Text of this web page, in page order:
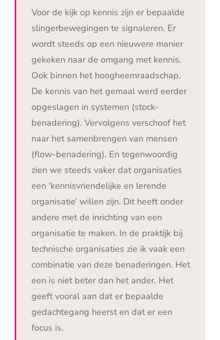
Voor de kijk op kennis zijn er bepaalde
slingerbewegingen te signaleren. Er
wordt steeds op een nieuwere manier
gekeken naar de omgang met kennis.
Ook binnen het hoogheemraadschap.
De kennis van het gemaal werd eerder
opgeslagen in systemen (stock-
benadering). Vervolgens verschoof het
naar het samenbrengen van mensen
(flow-benadering). En tegenwoordig
zien we steeds vaker dat organisaties
een ‘kennisvriendelijke en lerende
organisatie’ willen zijn. Dit heeft onder
andere met de inrichting van een
organisatie te maken. In de praktijk bij
technische organisaties zie ik vaak een
combinatie van deze benaderingen. Het
een is niet beter dan het ander. Het
geeft vooral aan dat er bepaalde
gedachtegang heerst en dat er een
focus is.